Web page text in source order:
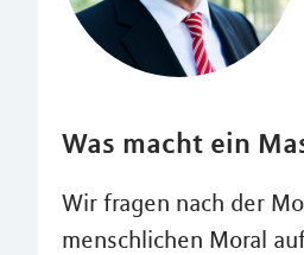
Was macht ein
Wir fragen nach der
menschlichen Moral